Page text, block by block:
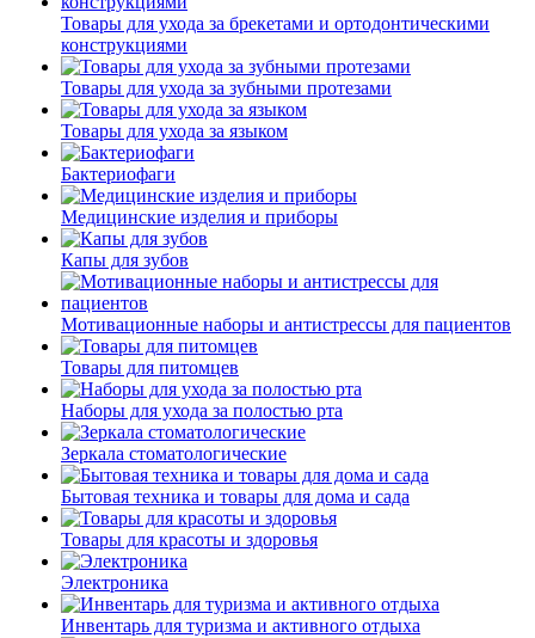
Товары для ухода за брекетами и ортодонтическими
конструкциями
Товары для ухода за зубными протезами
Товары для ухода за языком
Бактериофаги
Медицинские изделия и приборы
Капы для зубов
Мотивационные наборы и антистрессы для пациентов
Товары для питомцев
Наборы для ухода за полостью рта
Зеркала стоматологические
Бытовая техника и товары для дома и сада
Товары для красоты и здоровья
Электроника
Инвентарь для туризма и активного отдыха